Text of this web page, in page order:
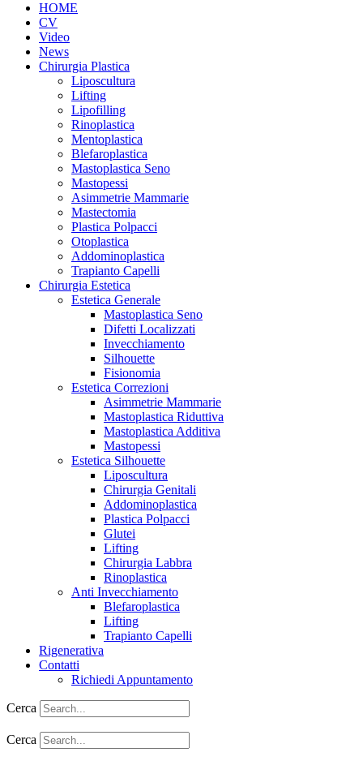
HOME
CV
Video
News
Chirurgia Plastica
Liposcultura
Lifting
Lipofilling
Rinoplastica
Mentoplastica
Blefaroplastica
Mastoplastica Seno
Mastopessi
Asimmetrie Mammarie
Mastectomia
Plastica Polpacci
Otoplastica
Addominoplastica
Trapianto Capelli
Chirurgia Estetica
Estetica Generale
Mastoplastica Seno
Difetti Localizzati
Invecchiamento
Silhouette
Fisionomia
Estetica Correzioni
Asimmetrie Mammarie
Mastoplastica Riduttiva
Mastoplastica Additiva
Mastopessi
Estetica Silhouette
Liposcultura
Chirurgia Genitali
Addominoplastica
Plastica Polpacci
Glutei
Lifting
Chirurgia Labbra
Rinoplastica
Anti Invecchiamento
Blefaroplastica
Lifting
Trapianto Capelli
Rigenerativa
Contatti
Richiedi Appuntamento
Cerca
Cerca